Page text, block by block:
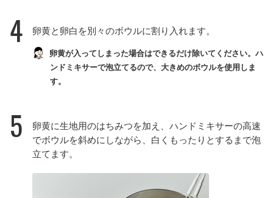
4 卵黄と卵白を別々のボウルに割り入れます。
卵黄が入ってしまった場合はできるだけ除いてください。ハ
ンドミキサーで泡立てるので、大きめのボウルを使用しま
す。
5
卵黄に生地用のはちみつを加え、ハンドミキサーの高速
でボウルを斜めにしながら、白くもったりとするまで泡
立てます。